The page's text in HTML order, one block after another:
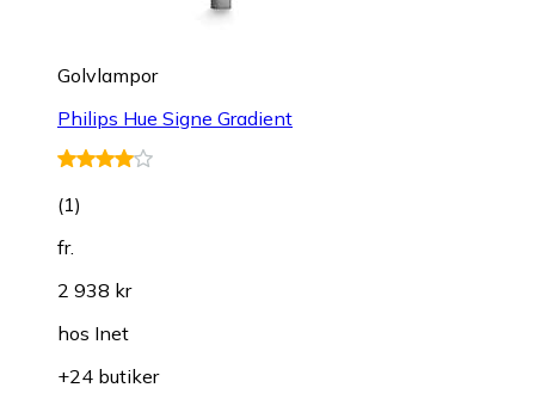
Golvlampor
Philips Hue Signe Gradient
(1)
fr.
2 938 kr
hos Inet
+24 butiker